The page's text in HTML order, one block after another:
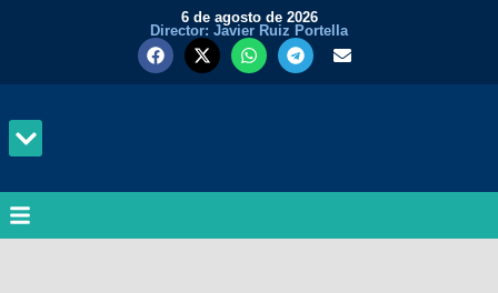
6 de agosto de 2026
Director: Javier Ruiz Portella